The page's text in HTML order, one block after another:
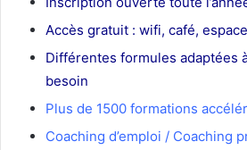
Accès gratuit : wifi, café,
Différentes formules adaptées
besoin
Plus de 1500 formations
Coaching d’emploi / Coaching